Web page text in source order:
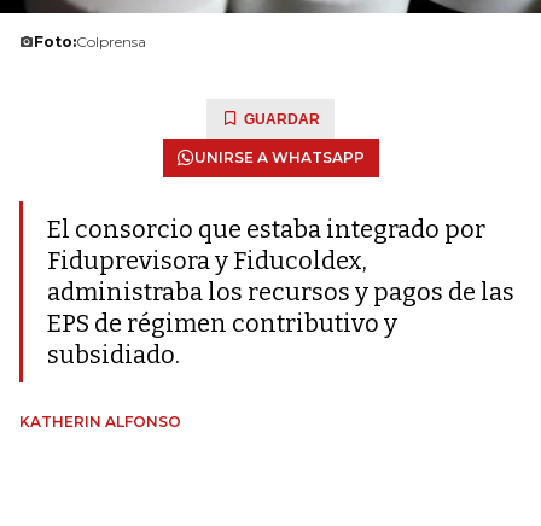
Foto:Colprensa
GUARDAR
UNIRSE A WHATSAPP
El consorcio que estaba integrado por
Fiduprevisora y Fiducoldex,
administraba los recursos y pagos de las
EPS de régimen contributivo y
subsidiado.
KATHERIN ALFONSO